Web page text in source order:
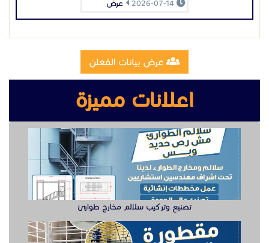
عرض
عرض بيانات المُعلن
اعلانات مميزة
تصنيع وتركيب سلالم مخارج طوارئ